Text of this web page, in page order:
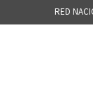
RED